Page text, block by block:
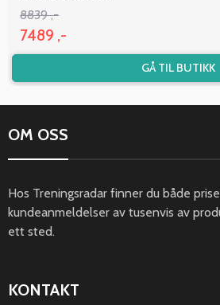
8839 ,-
7489 ,-
GÅ TIL BUTIKK
OM OSS
Hos Treningsradar finner du både
kundeanmeldelser av tusenvis av
ett sted.
KONTAKT